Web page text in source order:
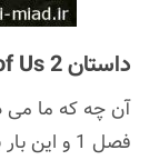
داستان The Last of Us 2 چه خواهد بود